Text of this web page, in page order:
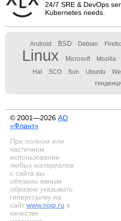
24/7 SRE & DevOps
Kubernetes needs.
Android BSD Debian
Linux Microsoft Mozilla
Hat SCO Sun Ubuntu
© 2001—2026 АО
«Флант»
При полном или
частичном
использовании
любых материалов
с сайта вы
обязаны явным
образом указывать
гиперссылку на
сайт www.nixp.ru в
качестве